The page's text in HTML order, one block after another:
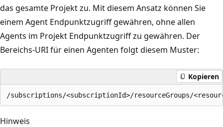
das gesamte Projekt zu. Mit diesem Ansatz können Sie
einem Agent Endpunktzugriff gewähren, ohne allen
Agents im Projekt Endpunktzugriff zu gewähren. Der
Bereichs-URI für einen Agenten folgt diesem Muster:
Kopieren
Hinweis